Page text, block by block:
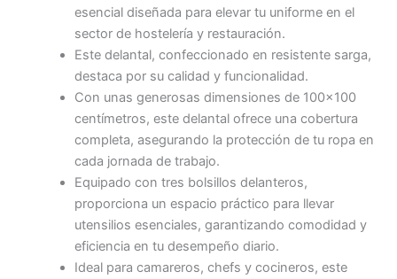
esencial diseñada para elevar tu uniforme en el
sector de hostelería y restauración.
Este delantal, confeccionado en resistente sarga,
destaca por su calidad y funcionalidad.
Con unas generosas dimensiones de 100×100
centímetros, este delantal ofrece una cobertura
completa, asegurando la protección de tu ropa en
cada jornada de trabajo.
Equipado con tres bolsillos delanteros,
proporciona un espacio práctico para llevar
utensilios esenciales, garantizando comodidad y
eficiencia en tu desempeño diario.
Ideal para camareros, chefs y cocineros, este